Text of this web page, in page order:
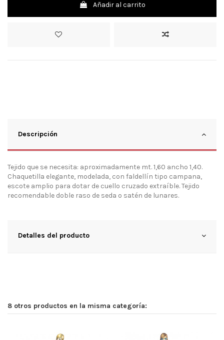
Añadir al carrito
Descripción
Tejido que se necesita: aproximadamente mt. 1,60 ancho 1,40.
Chaquetilla elegante, modelada, con faldellín tipo campana,
escote amplio para dotar de cuello cruzado extraíble. Tejido
recomendable doble raso de seda o satén de lunares.
Detalles del producto
8 otros productos en la misma categoría: